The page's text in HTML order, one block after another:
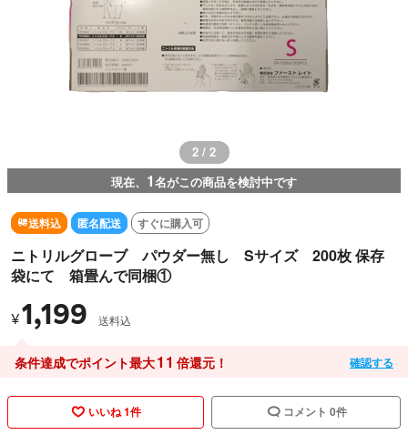
2 / 2
現在、 1名がこの商品を検討中です
送料込 匿名配送 すぐに購入可
ニトリルグローブ パウダー無し Sサイズ 200枚 保存
袋にて 箱畳んで同梱①
¥1,199 送料込
条件達成でポイント最大11 倍還元！ 確認する
いいね 1件 コメント 0件